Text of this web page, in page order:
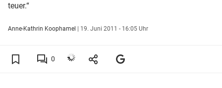
teuer.“
Anne-Kathrin Koophamel | 19. Juni 2011 - 16:05 Uhr
0